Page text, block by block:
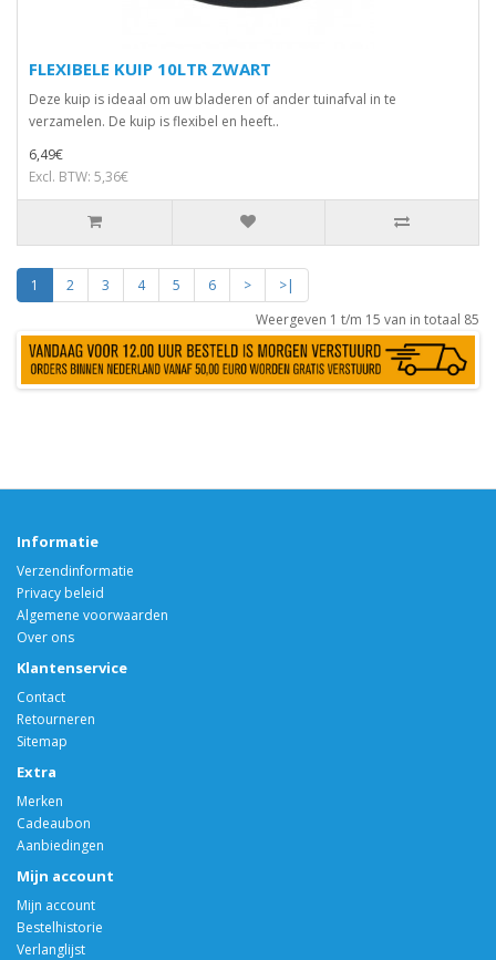
FLEXIBELE KUIP 10LTR ZWART
Deze kuip is ideaal om uw bladeren of ander tuinafval in te
verzamelen. De kuip is flexibel en heeft..
6,49€
Excl. BTW: 5,36€
1 2 3 4 5 6 >
>|
Weergeven 1 t/m 15 van in totaal 85
Informatie
Verzendinformatie
Privacy beleid
Algemene voorwaarden
Over ons
Klantenservice
Contact
Retourneren
Sitemap
Extra
Merken
Cadeaubon
Aanbiedingen
Mijn account
Mijn account
Bestelhistorie
Verlanglijst